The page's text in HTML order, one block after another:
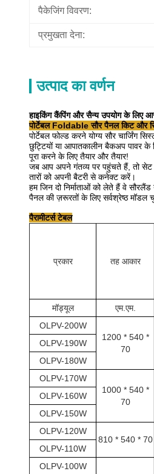
पैकेजिंग विवरण:
प्रमुखता देना:
उत्पाद का वर्णन
हाइकिंग कैंपिंग और सैन्य उपयोग के लिए
पोर्टेबल Foldable सौर पैनल किट और
पोर्टेबल फोल्ड करने योग्य सौर चार्जिंग
छुट्टियों या आपातकालीन बैकअप पावर के
पूरा करने के लिए तैयार और तैयार!
जब आप अपने गंतव्य पर पहुंचते हैं, तो सेट
तारों को अपनी बैटरी से कनेक्ट करें।
हम जिन दो निर्माताओं को लेते हैं वे
पैनल की ज़रूरतों के लिए सर्वश्रेष्ठ
पैरामीटर्स टेबल
प्रकार तह आकार
मॉड्यूल एम.एम.
OLPV-200W
1200 * 540 *
70
OLPV-190W
OLPV-180W
OLPV-170W
1000 * 540 *
70
OLPV-160W
OLPV-150W
OLPV-120W
810 * 540 * 70
OLPV-110W
OLPV-100W